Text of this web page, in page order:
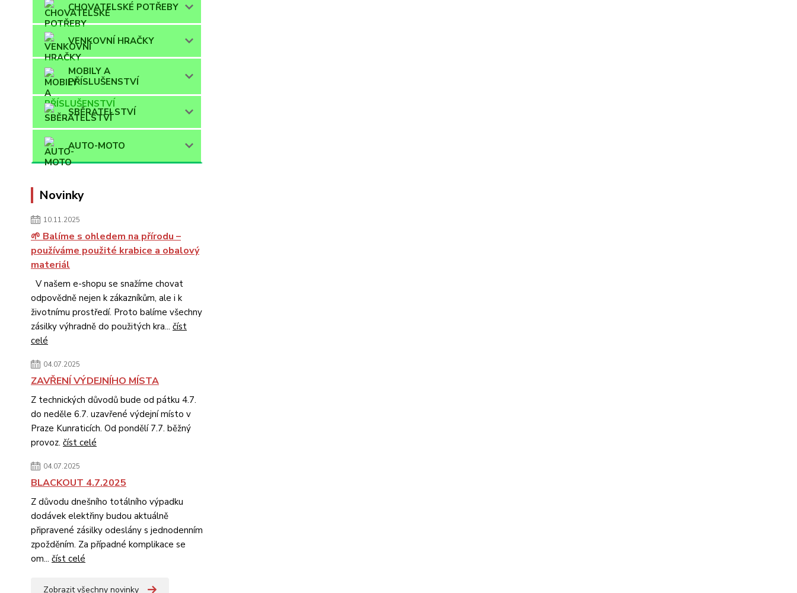
CHOVATELSKÉ POTŘEBY
VENKOVNÍ HRAČKY
MOBILY A
PŘÍSLUŠENSTVÍ
SBĚRATELSTVÍ
AUTO-MOTO
Novinky
10.11.2025
🌱 Balíme s ohledem na přírodu –
používáme použité krabice a obalový
materiál
V našem e-shopu se snažíme chovat
odpovědně nejen k zákazníkům, ale i k
životnímu prostředí. Proto balíme všechny
zásilky výhradně do použitých kra... číst
celé
04.07.2025
ZAVŘENÍ VÝDEJNÍHO MÍSTA
Z technických důvodů bude od pátku 4.7.
do neděle 6.7. uzavřené výdejní místo v
Praze Kunraticích. Od pondělí 7.7. běžný
provoz. číst celé
04.07.2025
BLACKOUT 4.7.2025
Z důvodu dnešního totálního výpadku
dodávek elektřiny budou aktuálně
připravené zásilky odeslány s jednodenním
zpožděním. Za případné komplikace se
om... číst celé
Zobrazit všechny novinky